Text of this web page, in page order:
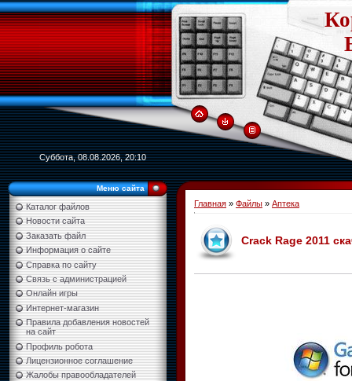
Суббота, 08.08.2026, 20:10
Меню сайта
Каталог файлов
Новости сайта
Заказать файл
Информация о сайте
Справка по сайту
Связь с администрацией
Онлайн игры
Интернет-магазин
Правила добавления новостей
на сайт
Профиль робота
Лицензионное соглашение
Жалобы правообладателей
Главная » Файлы » Аптека
Crack Rage 2011